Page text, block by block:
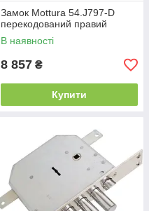
Замок Mottura 54.J797-D
перекодований правий
В наявності
8 857 ₴
Купити